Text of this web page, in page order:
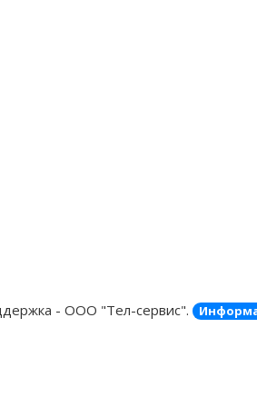
- ООО "Тел-сервис".